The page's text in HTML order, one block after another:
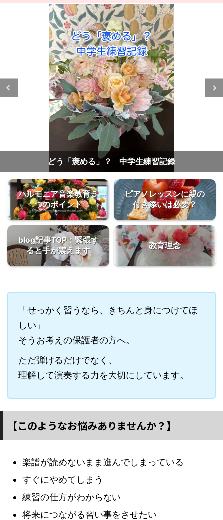
小さい子のピアノレッスン★方向性を伝える
ハルモニア音楽教育５
つのポイント
ピアノレッスンに親の
付き添いは必要？
blog記事TOP：緊張す
ると手が震えます
教育理念
「せっかく習うなら、きちんと身につけてほ
しい」
そうお考えの保護者の方へ。
ただ弾けるだけでなく、
理解して演奏する力を大切にしています。
【このようなお悩みありませんか？】
楽譜が読めないまま進んでしまっている
すぐにやめてしまう
練習の仕方がわからない
将来につながる習い事をさせたい